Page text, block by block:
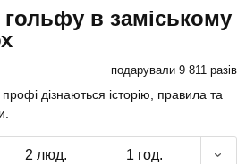
в заміському
подарували 9 811 разів
профі дізнаються історію, правила та
2 люд. 1 год.